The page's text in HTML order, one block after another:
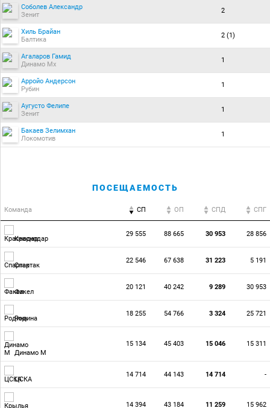
Соболев Александр
Зенит
2
Хиль Брайан
Балтика
2 (1)
Агаларов Гамид
Динамо Мх
1
Арройо Андерсон
Рубин
1
Аугусто Фелипе
Зенит
1
Бакаев Зелимхан
Локомотив
1
ПОСЕЩАЕМОСТЬ
Команда СП ОП CПД CПГ
Краснодар
29 555 88 665 30 953 28 856
Спартак
22 546 67 638 31 223 5 191
Факел
20 121 40 242 9 289 30 953
Родина
18 255 54 766 3 324 25 721
Динамо М
15 134 45 403 15 046 15 311
ЦСКА
14 714 44 143 14 714 -
14 394 43 184 11 259 15 962